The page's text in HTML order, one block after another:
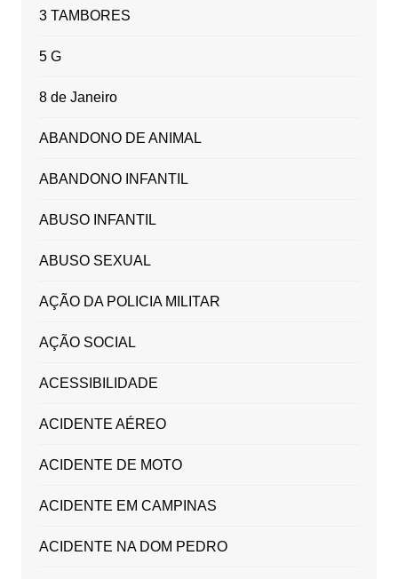
3 TAMBORES
5 G
8 de Janeiro
ABANDONO DE ANIMAL
ABANDONO INFANTIL
ABUSO INFANTIL
ABUSO SEXUAL
AÇÃO DA POLICIA MILITAR
AÇÃO SOCIAL
ACESSIBILIDADE
ACIDENTE AÉREO
ACIDENTE DE MOTO
ACIDENTE EM CAMPINAS
ACIDENTE NA DOM PEDRO